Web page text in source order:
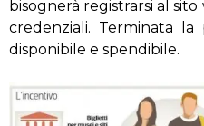
bisognerà registrarsi al
credenziali. Terminata la
disponibile e spendibile.